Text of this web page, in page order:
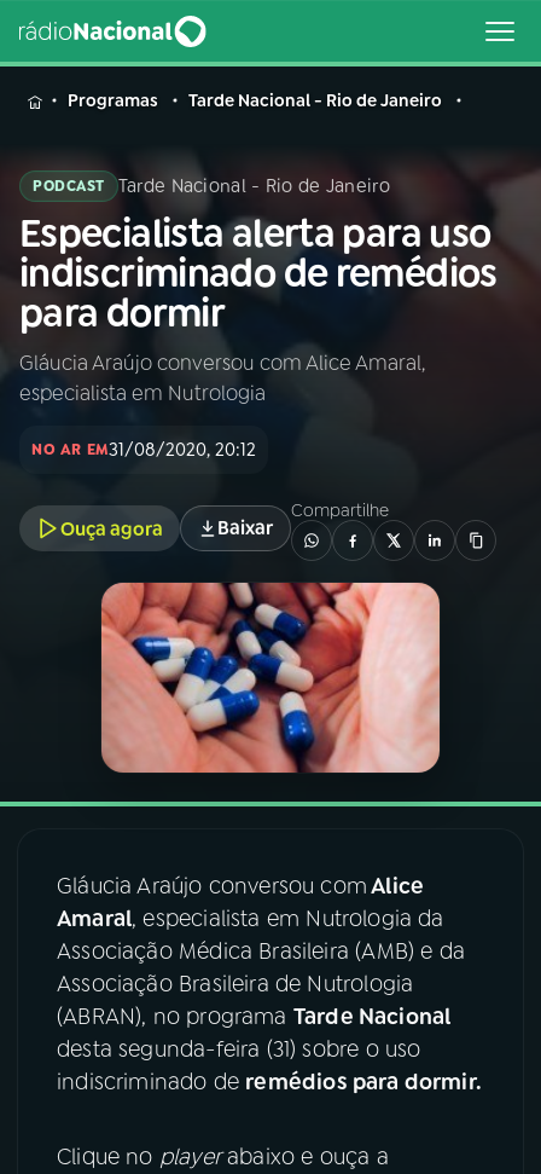
MENU
Buscar
na
Rádio
Nacional
Buscar
AO VIVO
INÍCIO
A RÁDIO
PROGRAMAÇÃO
PROGRAMAS
PODCASTS
07ÚLTIMAS
08 FESTIVAL DE MÚSICA
ACOMPANHE A RÁDIO NACIONAL
Programas Tarde Nacional - Rio de Janeiro
PODCAST Tarde Nacional - Rio de Janeiro
Especialista alerta para uso
indiscriminado de remédios
para dormir
Gláucia Araújo conversou com Alice Amaral,
especialista em Nutrologia
NO AR EM31/08/2020, 20:12
Ouça agora Baixar
Compartilhe
Gláucia Araújo conversou comAlice
Amaral, especialista em Nutrologia da
Associação Médica Brasileira (AMB) e da
Associação Brasileira de Nutrologia
(ABRAN), no programa Tarde Nacional
desta segunda-feira (31) sobre o uso
indiscriminado de remédios para dormir.
Clique no playerabaixo e ouça a